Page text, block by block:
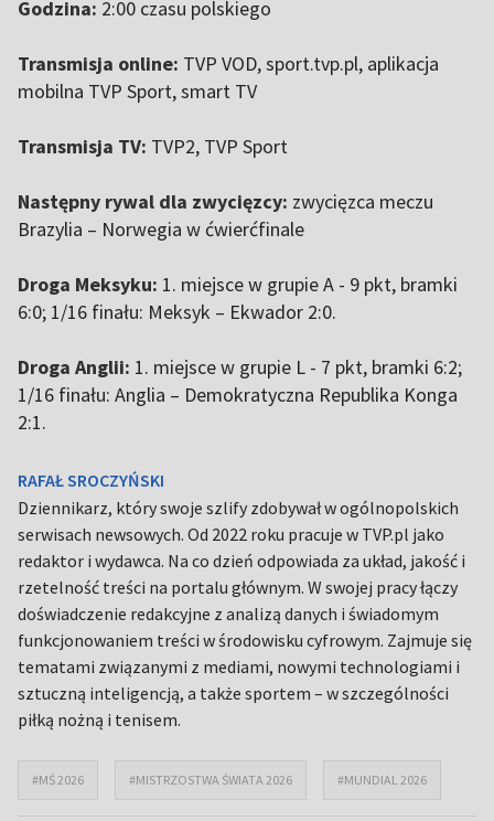
Godzina: 2:00 czasu polskiego
Transmisja online: TVP VOD, sport.tvp.pl, aplikacja
mobilna TVP Sport, smart TV
Transmisja TV: TVP2, TVP Sport
Następny rywal dla zwycięzcy: zwycięzca meczu
Brazylia – Norwegia w ćwierćfinale
Droga Meksyku: 1. miejsce w grupie A - 9 pkt, bramki
6:0; 1/16 finału: Meksyk – Ekwador 2:0.
Droga Anglii: 1. miejsce w grupie L - 7 pkt, bramki 6:2;
1/16 finału: Anglia – Demokratyczna Republika Konga
2:1.
RAFAŁ SROCZYŃSKI
Dziennikarz, który swoje szlify zdobywał w ogólnopolskich
serwisach newsowych. Od 2022 roku pracuje w TVP.pl jako
redaktor i wydawca. Na co dzień odpowiada za układ, jakość i
rzetelność treści na portalu głównym. W swojej pracy łączy
doświadczenie redakcyjne z analizą danych i świadomym
funkcjonowaniem treści w środowisku cyfrowym. Zajmuje się
tematami związanymi z mediami, nowymi technologiami i
sztuczną inteligencją, a także sportem – w szczególności
piłką nożną i tenisem.
#MŚ 2026 #MISTRZOSTWA ŚWIATA 2026 #MUNDIAL 2026